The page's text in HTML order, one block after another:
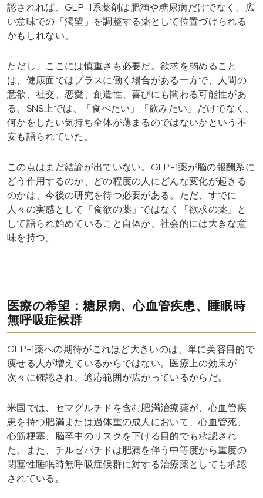
認されれば、GLP-1系薬剤は肥満や糖尿病だけでなく、広
い意味での「渇望」を調整する薬として位置づけられる
かもしれない。
ただし、ここには慎重さも必要だ。欲求を弱めること
は、健康面ではプラスに働く場合がある一方で、人間の
意欲、社交、恋愛、創造性、喜びにも関わる可能性があ
る。SNS上では、「食べたい」「飲みたい」だけでなく、
何かをしたい気持ち全体が薄まるのではないかという不
安も語られていた。
この点はまだ結論が出ていない。GLP-1薬が脳の報酬系に
どう作用するのか、どの程度の人にどんな変化が起きる
のかは、今後の研究を待つ必要がある。ただ、すでに
人々の実感として「食欲の薬」ではなく「欲求の薬」と
して語られ始めていること自体が、社会的には大きな意
味を持つ。
医療の希望：糖尿病、心血管疾患、睡眠時
無呼吸症候群
GLP-1薬への期待がこれほど大きいのは、単に美容目的で
痩せる人が増えているからではない。医療上の効果が
次々に確認され、適応範囲が広がっているからだ。
米国では、セマグルチドを含む肥満治療薬が、心血管疾
患を持つ肥満または過体重の成人において、心血管死、
心筋梗塞、脳卒中のリスクを下げる目的でも承認され
た。また、チルゼパチドは肥満を伴う中等度から重度の
閉塞性睡眠時無呼吸症候群に対する治療薬としても承認
されている。